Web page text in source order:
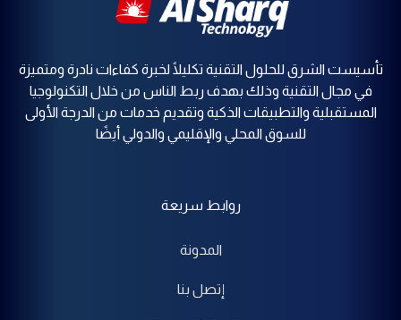
تأسيست الشرق للحلول التقنية تكليلًا لخبرة كفاءات نادرة ومتميزة
في مجال التقنية وذلك بهدف ربط الناس من خلال التكنولوجيا
المستقبلية والتطبيقات الذكية وتقديم خدمات من الدرجة الأولى
للسوق المحلي والإقليمي والدولي أيضًا
روابط سريعة
المدونة
إتصل بنا